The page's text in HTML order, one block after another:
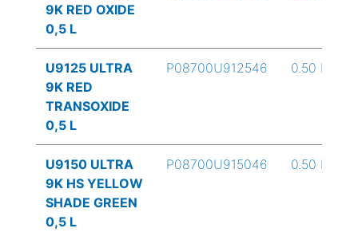
9K RED OXIDE
0,5 L
U9125 ULTRA
9K RED
TRANSOXIDE
0,5 L
P08700U912546 0.50 L
U9150 ULTRA
9K HS YELLOW
SHADE GREEN
0,5 L
P08700U915046 0.50 L